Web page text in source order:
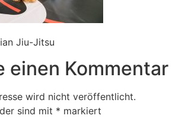
Jiu-Jitsu
einen Kommentar
wird nicht veröffentlicht.
sind mit * markiert